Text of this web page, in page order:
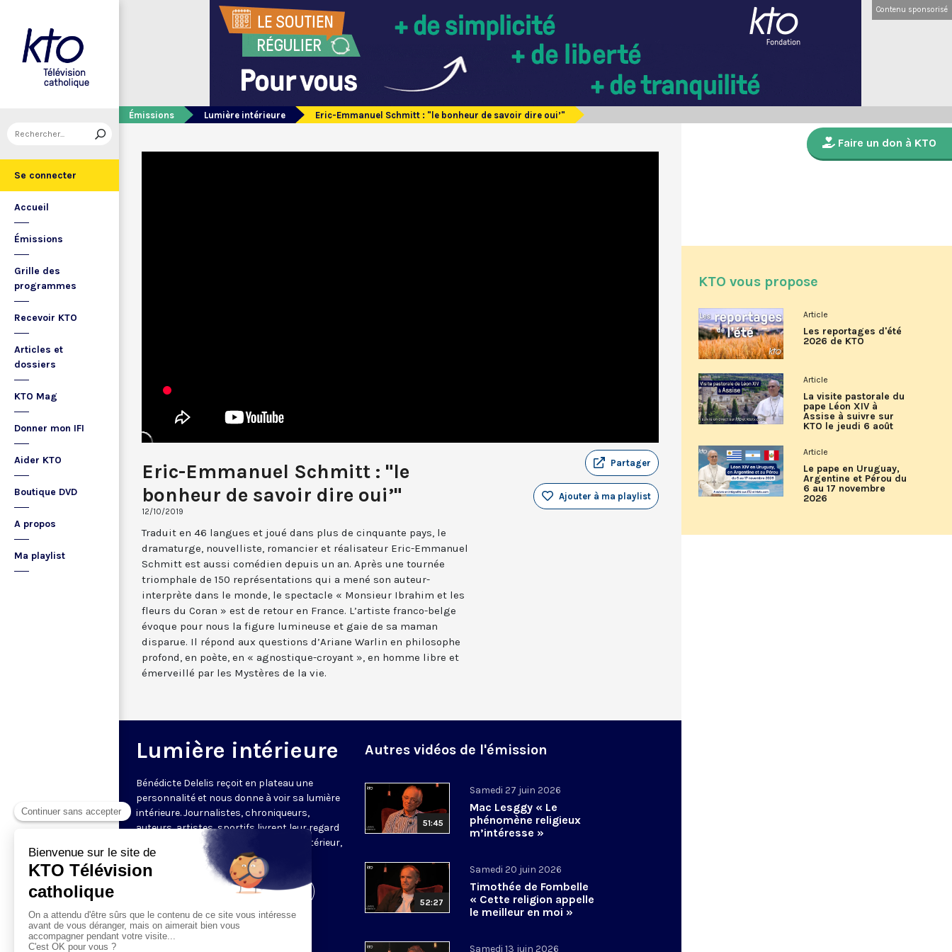
Se connecter
Accueil
Émissions
Grille des
programmes
Recevoir KTO
Articles et
dossiers
KTO Mag
Donner mon IFI
Aider KTO
Boutique DVD
A propos
Ma playlist
Contenu sponsorisé
Émissions Lumière intérieure Eric-Emmanuel Schmitt : "le bonheur de savoir dire oui’"
Eric-Emmanuel Schmitt : "le
bonheur de savoir dire oui’"
12/10/2019
Partager
Ajouter à ma playlist
Traduit en 46 langues et joué dans plus de cinquante pays, le
dramaturge, nouvelliste, romancier et réalisateur Eric-Emmanuel
Schmitt est aussi comédien depuis un an. Après une tournée
triomphale de 150 représentations qui a mené son auteur-
interprète dans le monde, le spectacle « Monsieur Ibrahim et les
fleurs du Coran » est de retour en France. L’artiste franco-belge
évoque pour nous la figure lumineuse et gaie de sa maman
disparue. Il répond aux questions d’Ariane Warlin en philosophe
profond, en poète, en « agnostique-croyant », en homme libre et
émerveillé par les Mystères de la vie.
Lumière intérieure
Bénédicte Delelis reçoit en plateau une
personnalité et nous donne à voir sa lumière
intérieure. Journalistes, chroniqueurs,
auteurs, artistes, sportifs livrent leur regard
sur le monde, sur la vie, leur ressort intérieur,
leur raison de se lever le matin.
Visiter la page de l'émission
Autres vidéos de l'émission
51:45
Samedi 27 juin 2026
Mac Lesggy « Le
phénomène religieux
m’intéresse »
52:27
Samedi 20 juin 2026
Timothée de Fombelle
« Cette religion appelle
le meilleur en moi »
Samedi 13 juin 2026
Faire un don à KTO
KTO vous propose
Article
Les reportages d'été
2026 de KTO
Article
La visite pastorale du
pape Léon XIV à
Assise à suivre sur
KTO le jeudi 6 août
Article
Le pape en Uruguay,
Argentine et Pérou du
6 au 17 novembre
2026